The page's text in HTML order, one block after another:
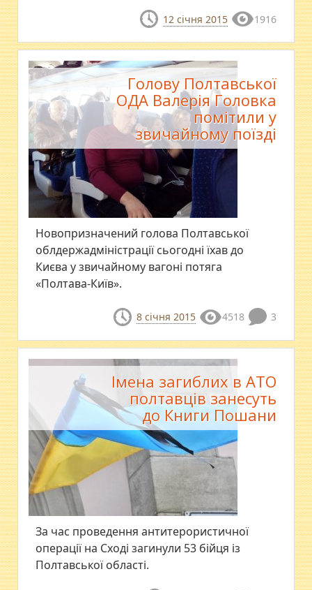
12 січня 2015 1916
Голову Полтавської
ОДА Валерія Головка
помітили у
звичайному поїзді
Новопризначений голова Полтавської
облдержадміністрації сьогодні їхав до
Києва у звичайному вагоні потяга
«Полтава-Київ».
8 січня 2015 4518 3
Імена загиблих в АТО
полтавців занесуть
до Книги Пошани
За час проведення антитерористичної
операції на Сході загинули 53 бійця із
Полтавської області.